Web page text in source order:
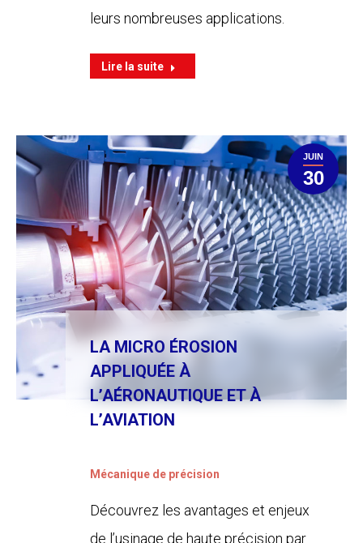
leurs nombreuses applications.
Lire la suite
JUIN
30
LA MICRO ÉROSION
APPLIQUÉE À
L’AÉRONAUTIQUE ET À
L’AVIATION
Mécanique de précision
Découvrez les avantages et enjeux
de l’usinage de haute précision par